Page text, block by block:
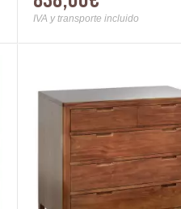
IVA y transporte incluido